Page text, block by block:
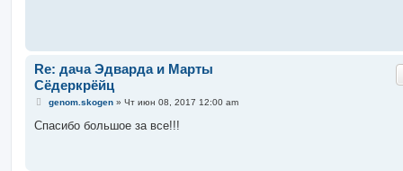
Re: дача Эдварда и Марты
Сёдеркрёйц
С
о
genom.skogen» Чт июн 08, 2017 12:00 am
Спасибо большое за все!!!